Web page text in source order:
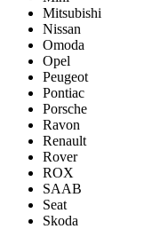
Mitsubishi
Nissan
Omoda
Opel
Peugeot
Pontiac
Porsсhe
Ravon
Renault
Rover
ROX
SAAB
Seat
Skoda